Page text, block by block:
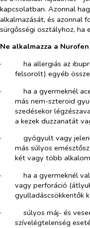
kapcsolatban. Azonnal
alkalmazását, és azonnal
sürgősségi osztályhoz, ha
Ne alkalmazza a
·​
ha allergiás az
felsorolt) egyéb
·​
ha a gyermeknél
más nem-szteroid
szedésekor
a kezek duzzanatát
·​
gyógyult vagy
más súlyos
két vagy több
·​
ha a gyermeknél
vagy perforáció
gyulladáscsökkentők
·​
súlyos máj- és
szívelégtelenség